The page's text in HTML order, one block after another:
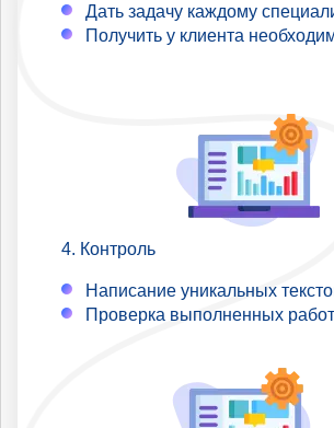
Дать задачу каждому
Получить у клиента
Контроль
Написание уникальных
Проверка выполненных работ